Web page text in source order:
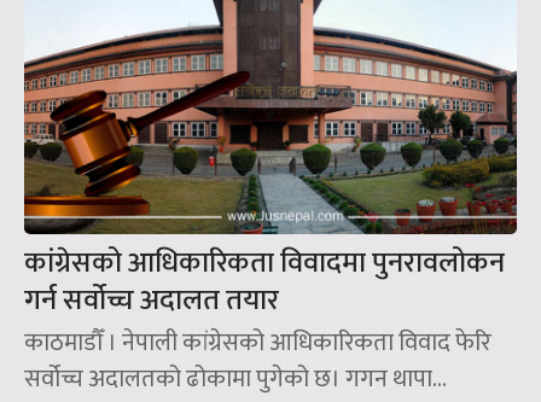
कांग्रेसको आधिकारिकता विवादमा पुनरावलोकन
गर्न सर्वोच्च अदालत तयार
काठमाडौँ । नेपाली कांग्रेसको आधिकारिकता विवाद फेरि
सर्वोच्च अदालतको ढोकामा पुगेको छ। गगन थापा...